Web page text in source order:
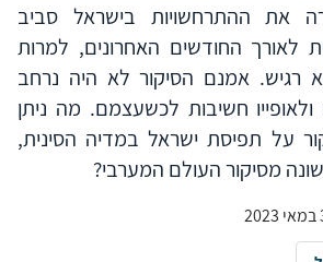
את ההתרחשויות בישראל סביב
לאורך החודשים האחרונים, למרות
רגיש. אמנם הסיקור לא היה נרחב
ולאופייו חשיבות לכשעצמם. מה ניתן
על תפיסת ישראל במדיה הסינית,
מסיקור העולם המערבי?